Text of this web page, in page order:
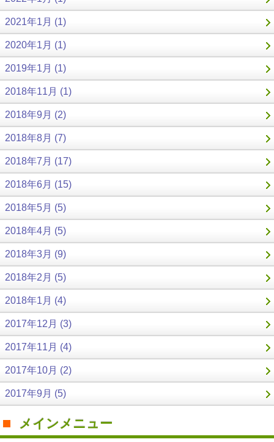
2021年1月 (1)
2020年1月 (1)
2019年1月 (1)
2018年11月 (1)
2018年9月 (2)
2018年8月 (7)
2018年7月 (17)
2018年6月 (15)
2018年5月 (5)
2018年4月 (5)
2018年3月 (9)
2018年2月 (5)
2018年1月 (4)
2017年12月 (3)
2017年11月 (4)
2017年10月 (2)
2017年9月 (5)
メインメニュー